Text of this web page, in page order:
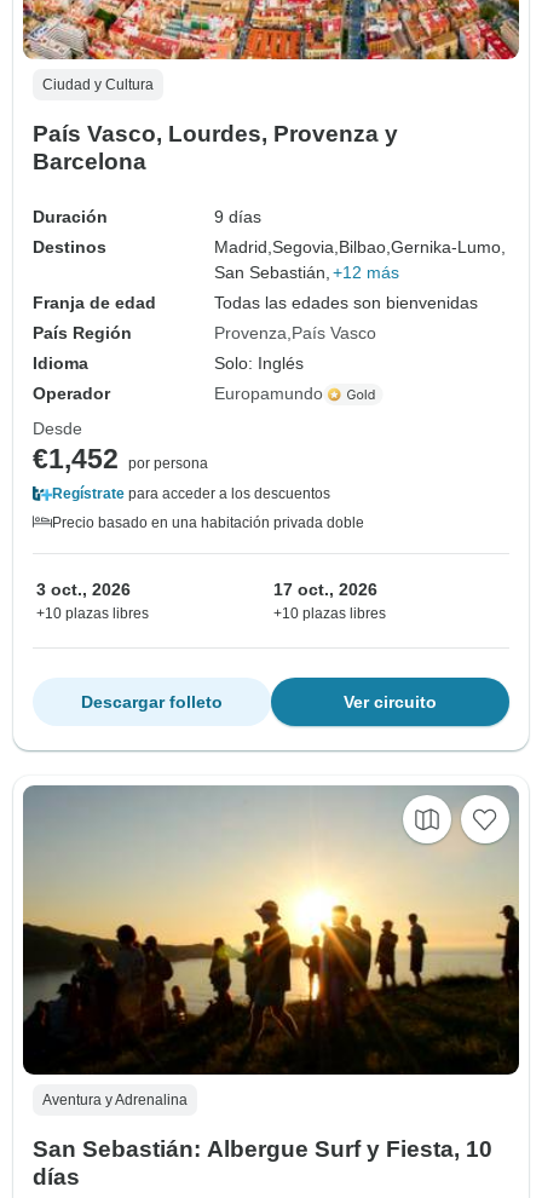
Ciudad y Cultura
País Vasco, Lourdes, Provenza y
Barcelona
Duración
9 días
Destinos
Madrid,Segovia, Bilbao,Gernika-Lumo,
San Sebastián, +12 más
Franja de edad
Todas las edades son bienvenidas
País Región
Provenza País Vasco
Idioma
Solo: Inglés
Operador
Europamundo
Desde
€1,452
por persona
Regístrate para acceder a los descuentos
Precio basado en una habitación privada doble
3 oct., 2026
+10 plazas libres
17 oct., 2026
+10 plazas libres
Ver circuito
Descargar folleto
Aventura y Adrenalina
San Sebastián: Albergue Surf y Fiesta, 10
días